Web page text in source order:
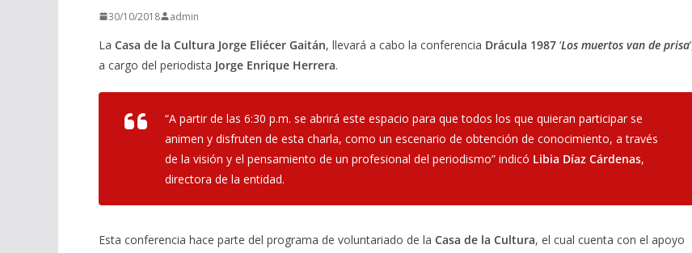
30/10/2018 admin
La Casa de la Cultura Jorge Eliécer Gaitán, llevará a cabo la conferencia Drácula 1987 ‘Los muertos van de prisa
a cargo del periodista Jorge Enrique Herrera.
“A partir de las 6:30 p.m. se abrirá este espacio para que todos los que quieran participar se
animen y disfruten de esta charla, como un escenario de obtención de conocimiento, a través
de la visión y el pensamiento de un profesional del periodismo” indicó Libia Díaz Cárdenas,
directora de la entidad.
Esta conferencia hace parte del programa de voluntariado de la Casa de la Cultura, el cual cuenta con el apoyo